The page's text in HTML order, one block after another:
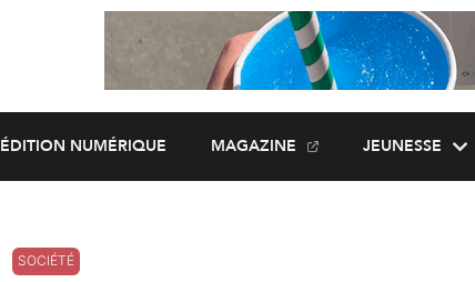
ÉDITION NUMÉRIQUE MAGAZINE JEUNESSE
SOCIÉTÉ